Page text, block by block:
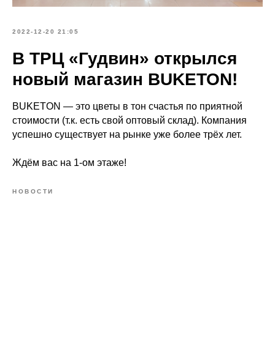
2022-12-20 21:05
В ТРЦ «Гудвин» открылся
новый магазин BUKETON!
BUKETON — это цветы в тон счастья по приятной
стоимости (т.к. есть свой оптовый склад). Компания
успешно существует на рынке уже более трёх лет.
Ждём вас на 1-ом этаже!
НОВОСТИ